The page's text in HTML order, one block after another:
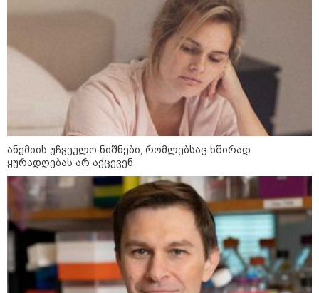
კატეგორიები
ანემიის უჩვეულო ნიშნები, რომლებსაც ხშირად
ყურადღებას არ აქცევენ